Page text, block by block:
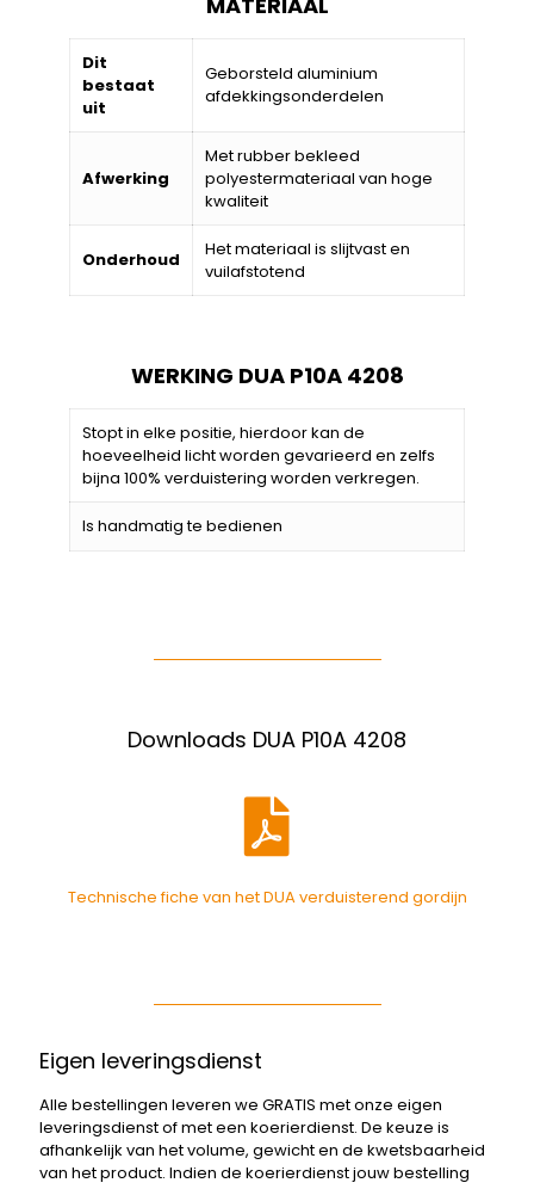
Dit
bestaat
uit
Geborsteld aluminium
afdekkingsonderdelen
Afwerking
Met rubber bekleed
polyestermateriaal van hoge
kwaliteit
Onderhoud
Het materiaal is slijtvast en
vuilafstotend
WERKING DUA P10A 4208
Stopt in elke positie, hierdoor kan de
hoeveelheid licht worden gevarieerd en zelfs
bijna 100% verduistering worden verkregen.
Is handmatig te bedienen
Downloads DUA P10A 4208
Technische fiche van het DUA verduisterend gordijn
Eigen leveringsdienst
Alle bestellingen leveren we GRATIS met onze eigen
leveringsdienst of met een koerierdienst. De keuze is
afhankelijk van het volume, gewicht en de kwetsbaarheid
van het product. Indien de koerierdienst jouw bestelling